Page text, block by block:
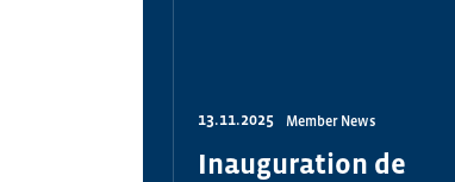
13.11.2025 Member News
Inauguration de